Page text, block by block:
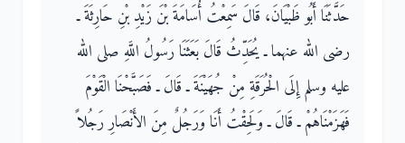
حَدَّثَنَا أَبُو ظَبْيَانَ، قَالَ سَمِعْتُ أُسَامَةَ بْنَ زَيْدِ بْنِ حَارِثَةَ ـ
رضى الله عنهما ـ يُحَدِّثُ قَالَ بَعَثَنَا رَسُولُ اللَّهِ صلى الله
عليه وسلم إِلَى الْحُرَقَةِ مِنْ جُهَيْنَةَ ـ قَالَ ـ فَصَبَّحْنَا الْقَوْمَ
فَهَزَمْنَاهُمْ ـ قَالَ ـ وَلَحِقْتُ أَنَا وَرَجُلٌ مِنَ الأَنْصَارِ رَجُلاً